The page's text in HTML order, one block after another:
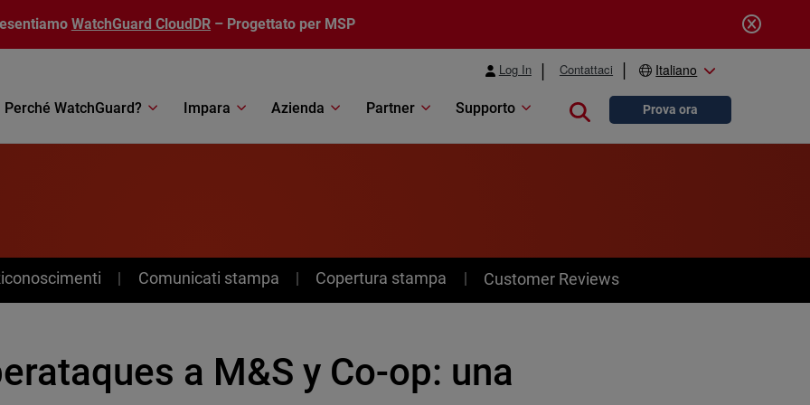
WatchGuard CloudDR – Progettato per MSP
Log In Contattaci Italiano
Perché WatchGuard? Impara Azienda Partner Supporto Close searchProva ora
Comunicati stampa Copertura stampa Customer Reviews
a M&S y Co-op: una